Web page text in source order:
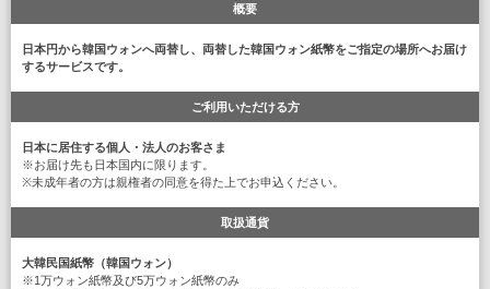
概要
日本円から韓国ウォンへ両替し、両替した韓国ウォン紙幣をご指定の場所へお届け
するサービスです。
ご利用いただける方
日本に居住する個人・法人のお客さま
※お届け先も日本国内に限ります。
※未成年者の方は親権者の同意を得た上でお申込ください。
取扱通貨
大韓民国紙幣（韓国ウォン）
※1万ウォン紙幣及び5万ウォン紙幣のみ